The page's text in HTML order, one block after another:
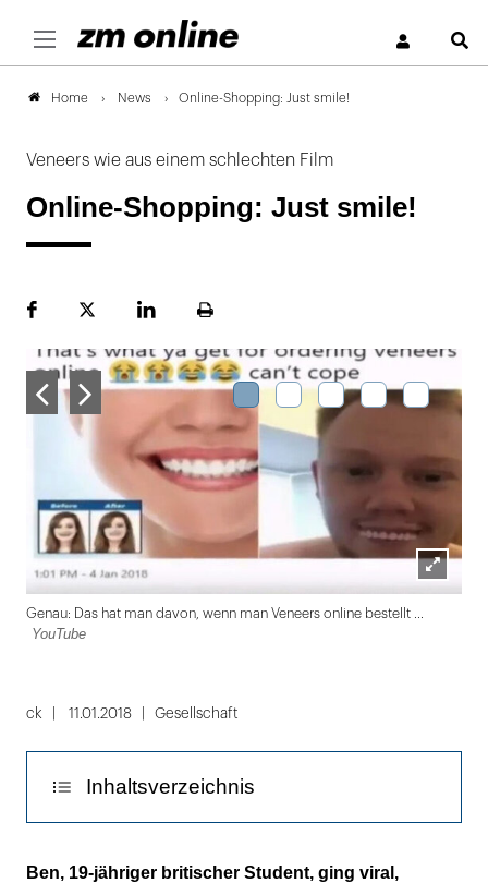
Home News Online-Shopping: Just smile!
Veneers wie aus einem schlechten Film
Online-Shopping: Just smile!
FacebookPlattformLinekdInSeite
Lightbox
öffnen
Genau: Das hat man davon, wenn man Veneers online bestellt ...
YouTube
1
ck 11.01.2018 Gesellschaft
Inhaltsverzeichnis
"Das Einzige, wofür sie perfekt sind, ist Stand-
Ben, 19-jähriger britischer Student, ging viral,